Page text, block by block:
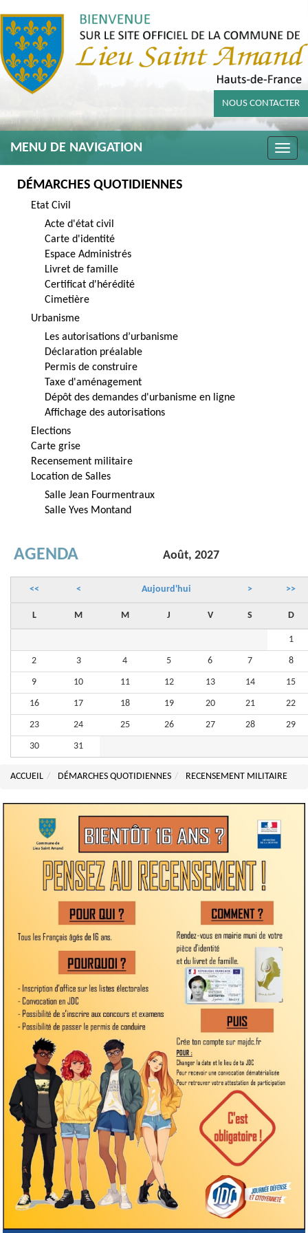
NOUS CONTACTER
Toggle
MENU DE NAVIGATION
DÉMARCHES QUOTIDIENNES
Etat Civil
Acte d'état civil
Carte d'identité
Espace Administrés
Livret de famille
Certificat d'hérédité
Cimetière
Urbanisme
Les autorisations d’urbanisme
Déclaration préalable
Permis de construire
Taxe d'aménagement
Dépôt des demandes d'urbanisme en ligne
Affichage des autorisations
Elections
Carte grise
Recensement militaire
Location de Salles
Salle Jean Fourmentraux
Salle Yves Montand
AGENDA Août, 2027
<< < Aujourd'hui > >>
L M M J V S D
1
2 3 4 5 6 7 8
9 10 11 12 13 14 15
16 17 18 19 20 21 22
23 24 25 26 27 28 29
30 31
ACCUEIL DÉMARCHES QUOTIDIENNES RECENSEMENT MILITAIRE